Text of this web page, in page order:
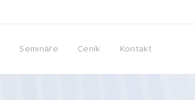
Semináře Ceník Kontakt